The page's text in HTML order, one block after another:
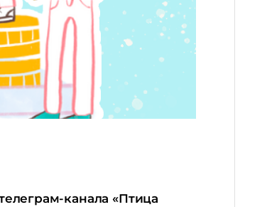
канала «Птица